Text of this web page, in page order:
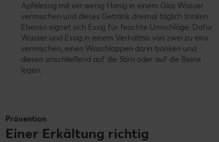
Apfelessig mit ein wenig Honig in einem Glas Wasser
vermischen und dieses Getränk dreimal täglich trinken.
Ebenso eignet sich Essig für feuchte Umschläge. Dafür
Wasser und Essig in einem Verhältnis von zwei zu eins
vermischen, einen Waschlappen darin tränken und
diesen anschließend auf die Stirn oder auf die Beine
legen.
Prävention
Einer Erkältung richtig